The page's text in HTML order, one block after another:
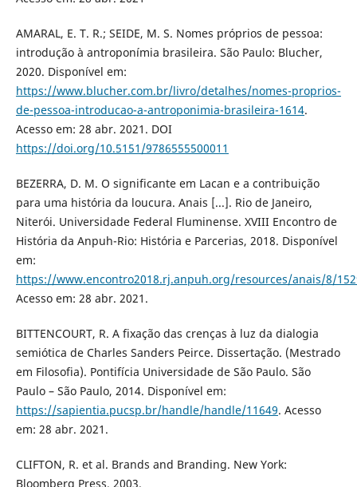
AMARAL, E. T. R.; SEIDE, M. S. Nomes próprios de pessoa:
introdução à antroponímia brasileira. São Paulo: Blucher,
2020. Disponível em:
https://www.blucher.com.br/livro/detalhes/nomes-proprios-
de-pessoa-introducao-a-antroponimia-brasileira-1614.
Acesso em: 28 abr. 2021. DOI
https://doi.org/10.5151/9786555500011
BEZERRA, D. M. O significante em Lacan e a contribuição
para uma história da loucura. Anais [...]. Rio de Janeiro,
Niterói. Universidade Federal Fluminense. XVIII Encontro de
História da Anpuh-Rio: História e Parcerias, 2018. Disponível
em:
https://www.encontro2018.rj.anpuh.org/resources/anais/8/
Acesso em: 28 abr. 2021.
BITTENCOURT, R. A fixação das crenças à luz da dialogia
semiótica de Charles Sanders Peirce. Dissertação. (Mestrado
em Filosofia). Pontifícia Universidade de São Paulo. São
Paulo – São Paulo, 2014. Disponível em:
https://sapientia.pucsp.br/handle/handle/11649. Acesso
em: 28 abr. 2021.
CLIFTON, R. et al. Brands and Branding. New York:
Bloomberg Press, 2003.